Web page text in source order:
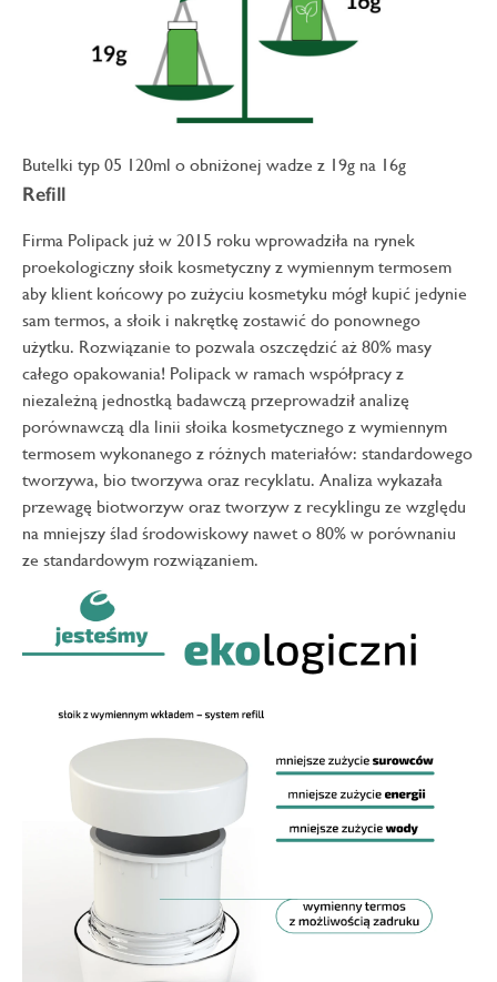
Butelki typ 05 120ml o obniżonej wadze z 19g na 16g
Refill
Firma Polipack już w 2015 roku wprowadziła na rynek
proekologiczny słoik kosmetyczny z wymiennym termosem
aby klient końcowy po zużyciu kosmetyku mógł kupić jedynie
sam termos, a słoik i nakrętkę zostawić do ponownego
użytku. Rozwiązanie to pozwala oszczędzić aż 80% masy
całego opakowania! Polipack w ramach współpracy z
niezależną jednostką badawczą przeprowadził analizę
porównawczą dla linii słoika kosmetycznego z wymiennym
termosem wykonanego z różnych materiałów: standardowego
tworzywa, bio tworzywa oraz recyklatu. Analiza wykazała
przewagę biotworzyw oraz tworzyw z recyklingu ze względu
na mniejszy ślad środowiskowy nawet o 80% w porównaniu
ze standardowym rozwiązaniem.